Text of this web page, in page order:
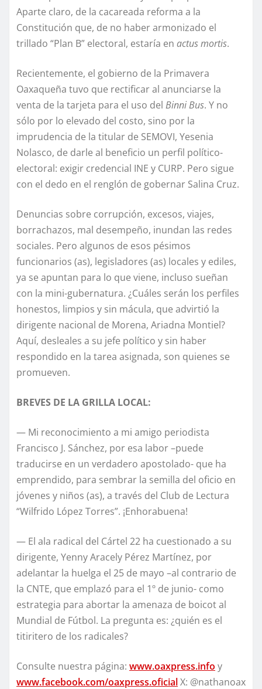
Aparte claro, de la cacareada reforma a la
Constitución que, de no haber armonizado el
trillado “Plan B” electoral, estaría en actus mortis.
Recientemente, el gobierno de la Primavera
Oaxaqueña tuvo que rectificar al anunciarse la
venta de la tarjeta para el uso del Binni Bus. Y no
sólo por lo elevado del costo, sino por la
imprudencia de la titular de SEMOVI, Yesenia
Nolasco, de darle al beneficio un perfil político-
electoral: exigir credencial INE y CURP. Pero sigue
con el dedo en el renglón de gobernar Salina Cruz.
Denuncias sobre corrupción, excesos, viajes,
borrachazos, mal desempeño, inundan las redes
sociales. Pero algunos de esos pésimos
funcionarios (as), legisladores (as) locales y ediles,
ya se apuntan para lo que viene, incluso sueñan
con la mini-gubernatura. ¿Cuáles serán los perfiles
honestos, limpios y sin mácula, que advirtió la
dirigente nacional de Morena, Ariadna Montiel?
Aquí, desleales a su jefe político y sin haber
respondido en la tarea asignada, son quienes se
promueven.
BREVES DE LA GRILLA LOCAL:
— Mi reconocimiento a mi amigo periodista
Francisco J. Sánchez, por esa labor –puede
traducirse en un verdadero apostolado- que ha
emprendido, para sembrar la semilla del oficio en
jóvenes y niños (as), a través del Club de Lectura
“Wilfrido López Torres”. ¡Enhorabuena!
— El ala radical del Cártel 22 ha cuestionado a su
dirigente, Yenny Aracely Pérez Martínez, por
adelantar la huelga el 25 de mayo –al contrario de
la CNTE, que emplazó para el 1º de junio- como
estrategia para abortar la amenaza de boicot al
Mundial de Fútbol. La pregunta es: ¿quién es el
titiritero de los radicales?
Consulte nuestra página: www.oaxpress.info y
www.facebook.com/oaxpress.oficialX: @nathanoax